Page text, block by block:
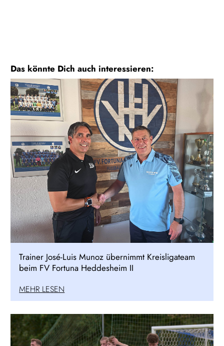
Das könnte Dich auch interessieren:
Trainer José-Luis Munoz übernimmt Kreisligateam
beim FV Fortuna Heddesheim II
MEHR LESEN